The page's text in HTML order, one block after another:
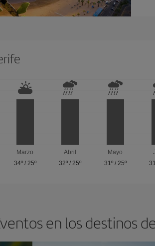
Marzo
34º/ 25º
Abril
32º /25º
Mayo
31º/ 25º
en los destinos